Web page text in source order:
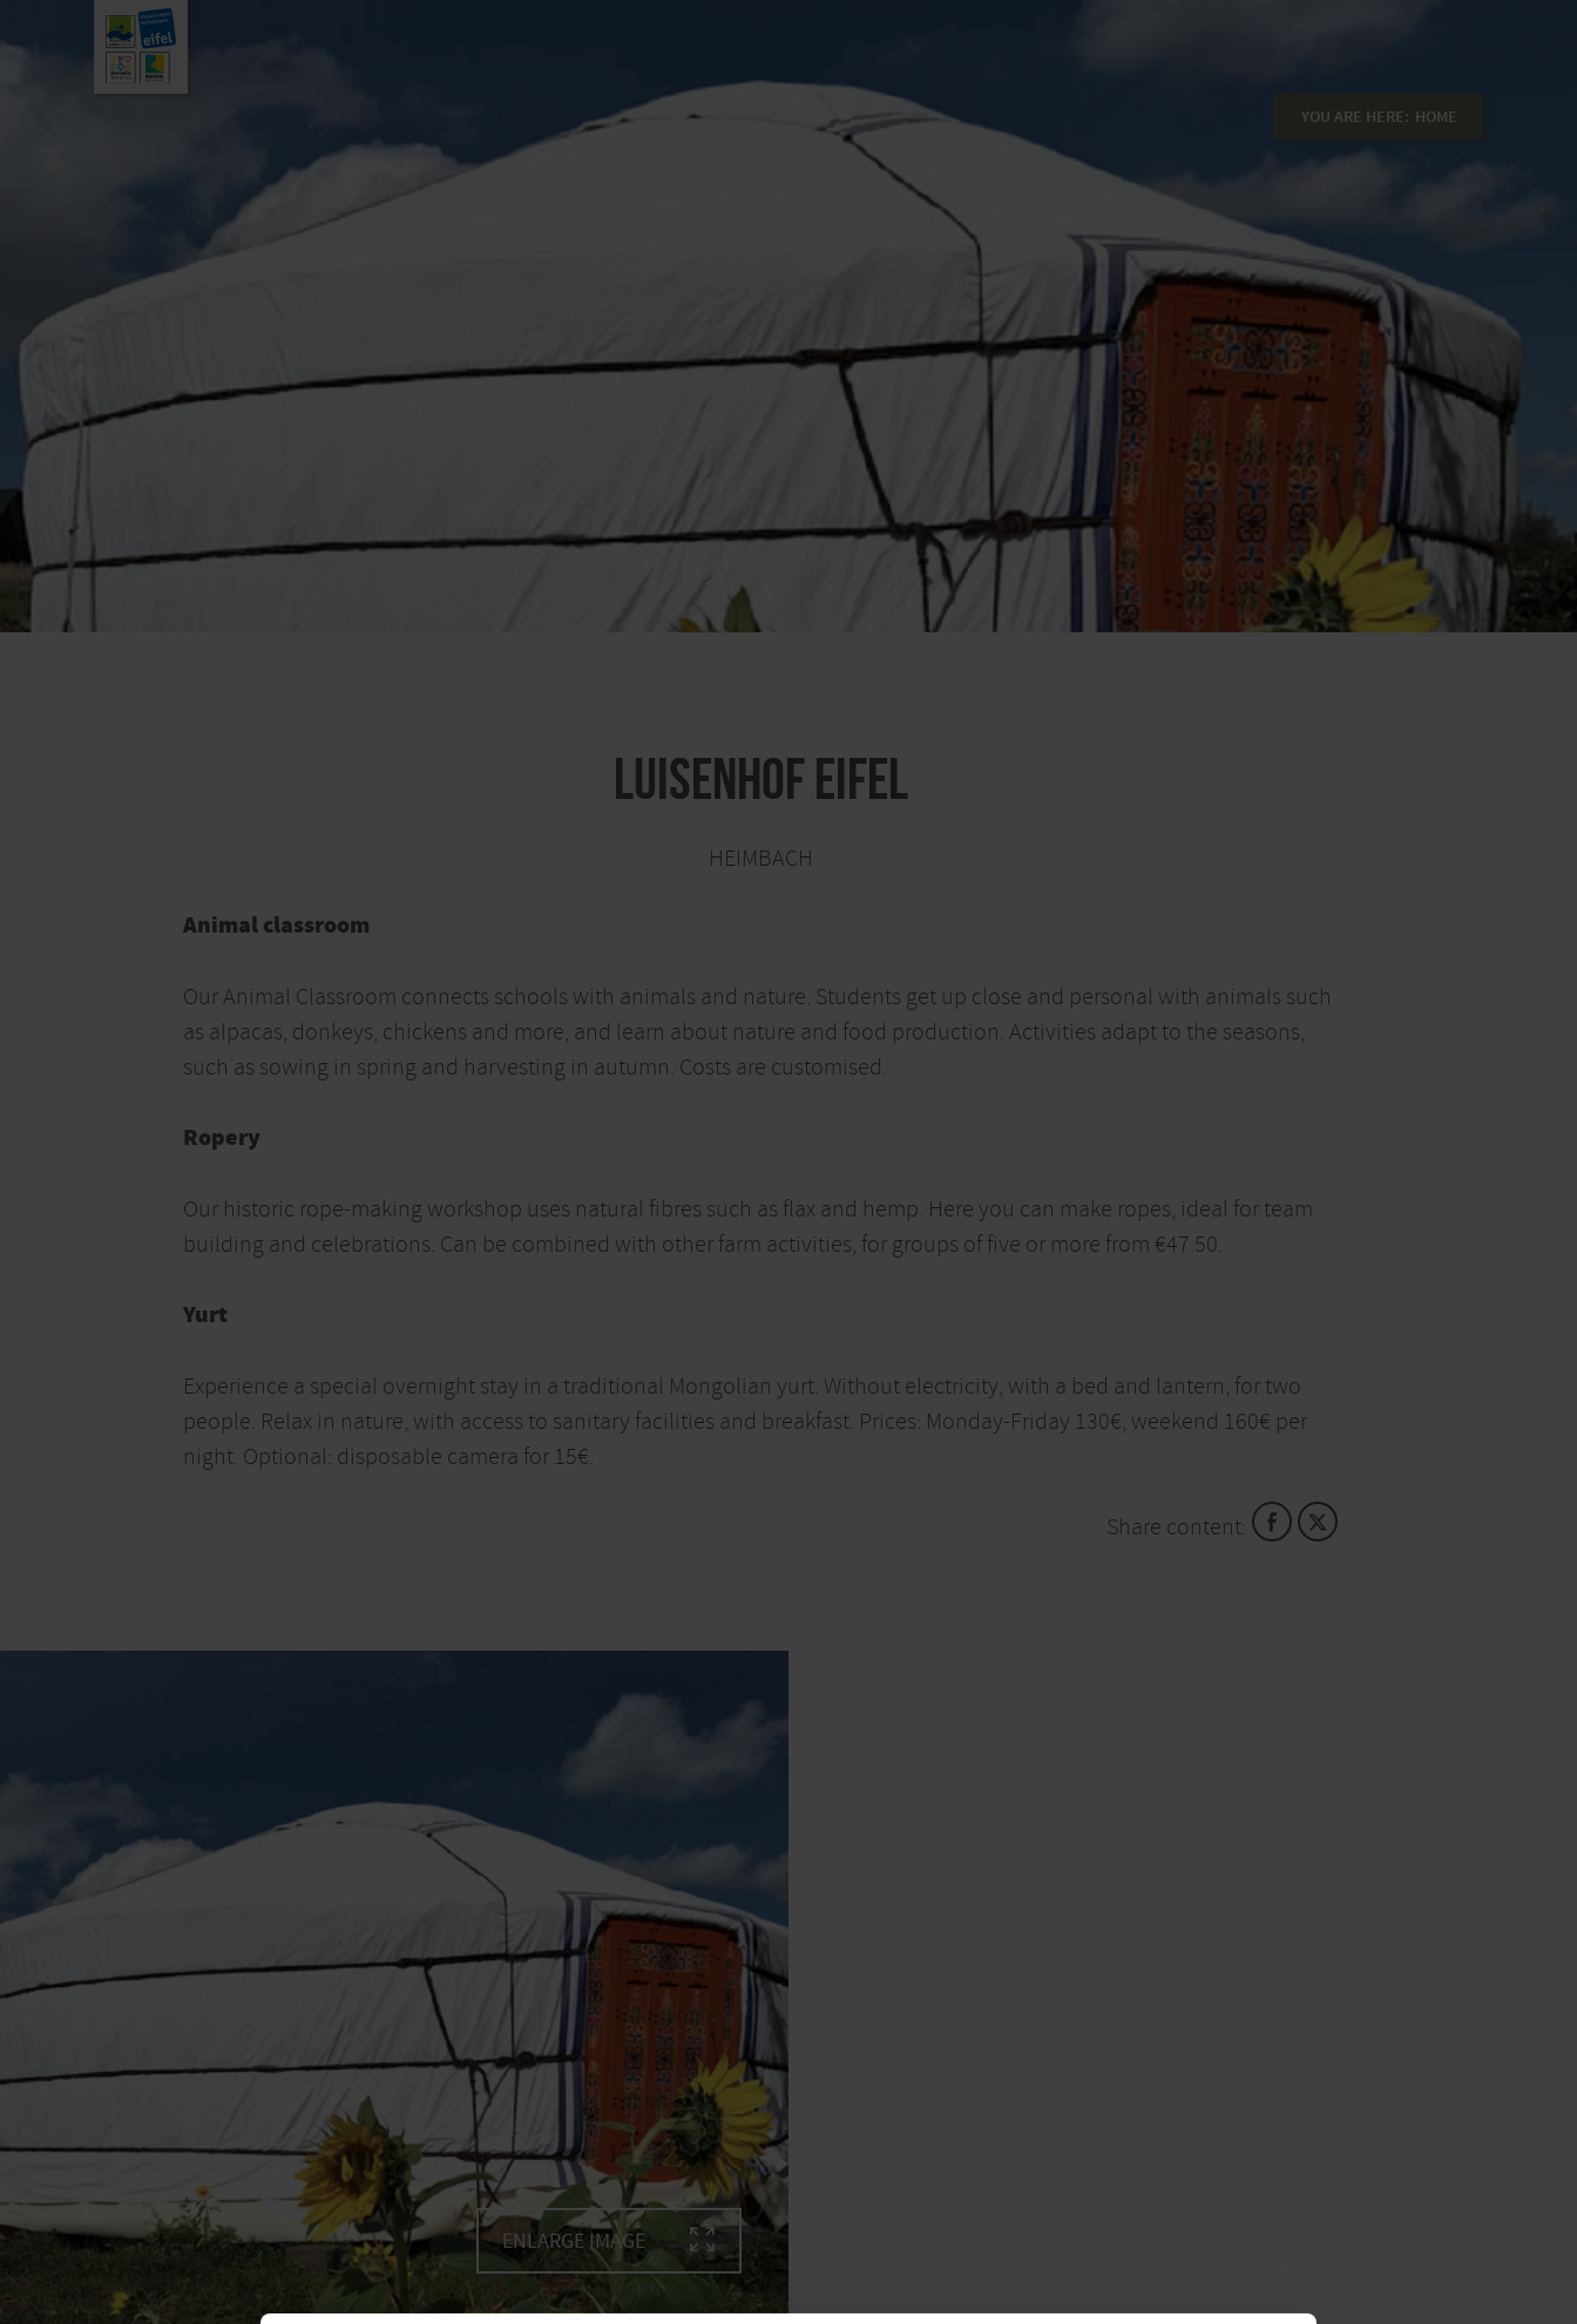
YOU ARE HERE: HOME
Luisenhof Eifel
HEIMBACH
Animal classroom
Our Animal Classroom connects schools with animals and nature. Students get up close and personal with animals such
as alpacas, donkeys, chickens and more, and learn about nature and food production. Activities adapt to the seasons,
such as sowing in spring and harvesting in autumn. Costs are customised.
Ropery
Our historic rope-making workshop uses natural fibres such as flax and hemp. Here you can make ropes, ideal for team
building and celebrations. Can be combined with other farm activities, for groups of five or more from €47.50.
Yurt
Experience a special overnight stay in a traditional Mongolian yurt. Without electricity, with a bed and lantern, for two
people. Relax in nature, with access to sanitary facilities and breakfast. Prices: Monday-Friday 130€, weekend 160€ per
night. Optional: disposable camera for 15€.
Share content:
ENLARGE IMAGE